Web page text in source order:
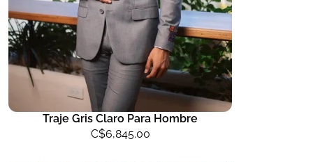
Traje Gris Claro Para Hombre
C$6,845.00